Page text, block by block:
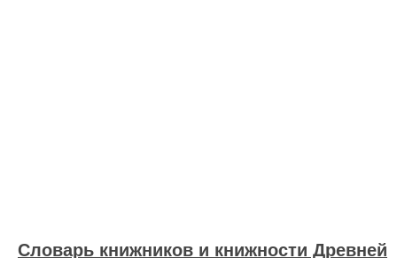
Словарь книжников и книжности Древней